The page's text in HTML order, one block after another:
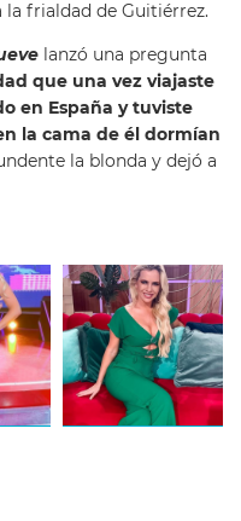
la frialdad de Guitiérrez.
lanzó una pregunta
que una vez viajaste
en España y tuviste
la cama de él dormían
la blonda y dejó a